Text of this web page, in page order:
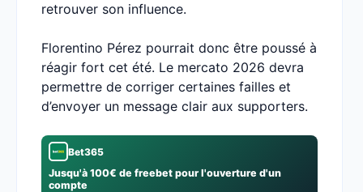
retrouver son influence.
Florentino Pérez pourrait donc être poussé à
réagir fort cet été. Le mercato 2026 devra
permettre de corriger certaines failles et
d’envoyer un message clair aux supporters.
Bet365
Jusqu'à 100€ de freebet pour l'ouverture d'un
compte